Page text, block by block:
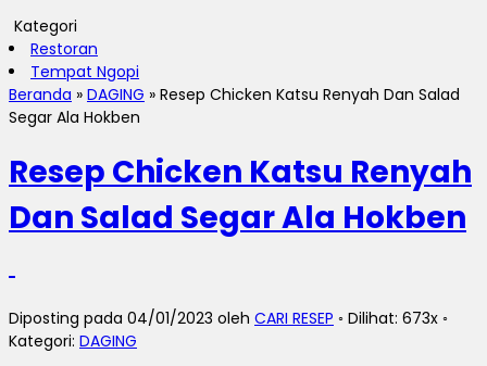
Kategori
Restoran
Tempat Ngopi
Beranda » DAGING » Resep Chicken Katsu Renyah Dan Salad
Segar Ala Hokben
Resep Chicken Katsu Renyah
Dan Salad Segar Ala Hokben
Diposting pada 04/01/2023 oleh CARI RESEP ◦ Dilihat: 673x ◦
Kategori: DAGING